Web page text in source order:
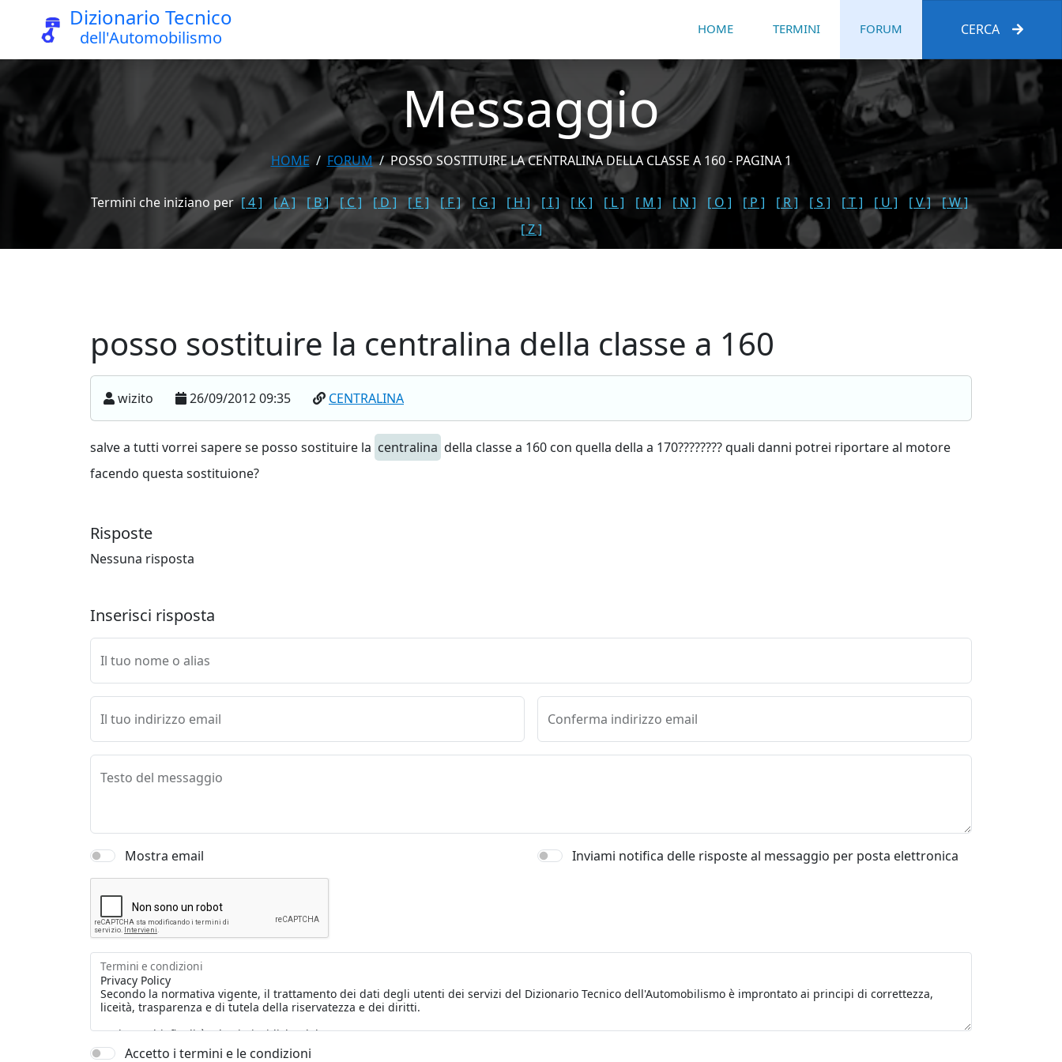
Dizionario Tecnico
dell'Automobilismo HOME TERMINI FORUM CERCA
Messaggio
HOME FORUM POSSO SOSTITUIRE LA CENTRALINA DELLA CLASSE A 160 - PAGINA 1
Termini che iniziano per [ 4 ] [ A ] [ B ] [ C ] [ D ] [ E ] [ F ] [ G ] [ H ] [ I ] [ K ] [ L ] [ M ] [ N ] [ O ] [ P ] [ R ] [ S ] [ T ] [ U ] [ V ]
[ W ]
[ Z ]
posso sostituire la centralina della classe a 160
wizito 26/09/2012 09:35 CENTRALINA
salve a tutti vorrei sapere se posso sostituire la centralina della classe a 160 con quella della a 170???????? quali danni potrei riportare al motore
facendo questa sostituione?
Risposte
Nessuna risposta
Inserisci risposta
Il tuo nome o alias
Il tuo indirizzo email Conferma indirizzo email
Testo del messaggio
Mostra email Inviami notifica delle risposte al messaggio per posta elettronica
Termini e condizioni
Accetto i termini e le condizioni